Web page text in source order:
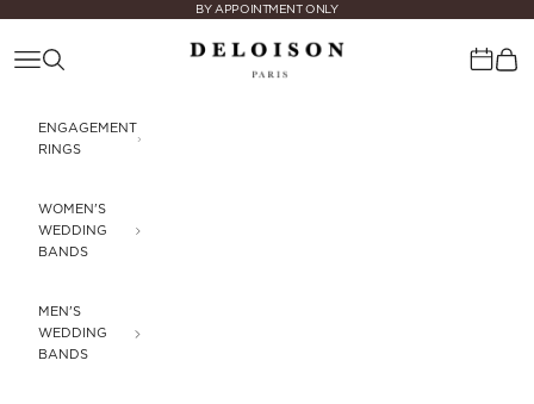
BY APPOINTMENT ONLY
Deloison Paris
Navigation menu
Search Cart
ENGAGEMENT
RINGS
WOMEN'S
WEDDING
BANDS
MEN'S
WEDDING
BANDS